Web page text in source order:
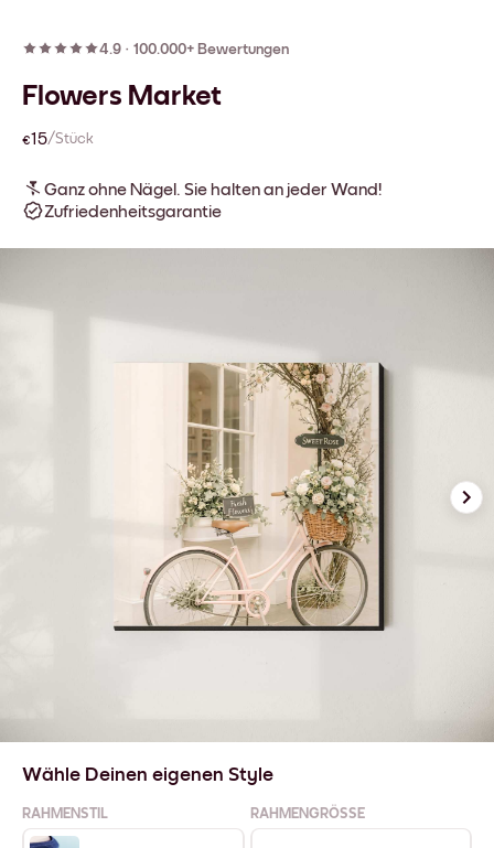
4.9 · 100.000+ Bewertungen
Flowers Market
€15/Stück
Ganz ohne Nägel. Sie halten an jeder Wand!
Zufriedenheitsgarantie
Wähle Deinen eigenen Style
RAHMENSTIL RAHMENGRÖSSE